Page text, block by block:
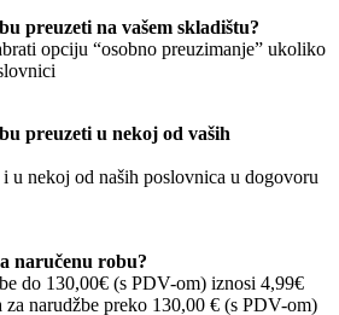
preuzeti na vašem skladištu?
opciju “osobno preuzimanje” ukoliko
preuzeti u nekoj od vaših
u nekoj od naših poslovnica u dogovoru
naručenu robu?
do 130,00€ (s PDV-om) iznosi 4,99€
narudžbe preko 130,00 € (s PDV-om)